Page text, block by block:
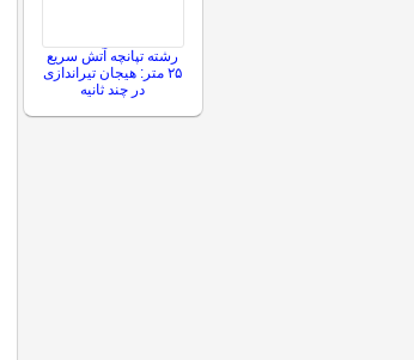
رشته تپانچه آتش سریع
۲۵ متر: هیجان تیراندازی
در چند ثانیه